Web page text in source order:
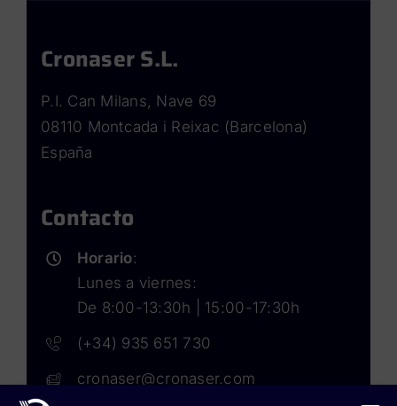
Cronaser S.L.
P.I. Can Milans, Nave 69
08110 Montcada i Reixac (Barcelona)
España
Contacto
Horario:
Lunes a viernes:
De 8:00-13:30h | 15:00-17:30h
(+34) 935 651 730
cronaser@cronaser.com